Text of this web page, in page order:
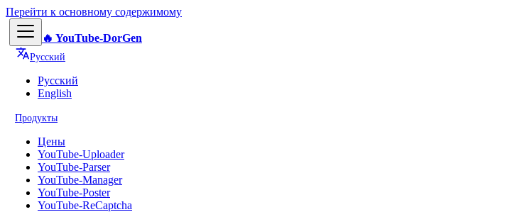
Перейти к основному содержимому
🔥 YouTube-DorGen
Русский
Русский
English
Продукты
Цены
YouTube-Uploader
YouTube-Parser
YouTube-Manager
YouTube-Poster
YouTube-ReCaptcha